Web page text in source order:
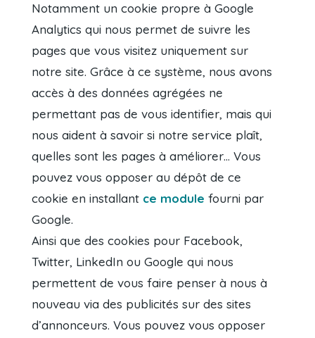
Notamment un cookie propre à Google
Analytics qui nous permet de suivre les
pages que vous visitez uniquement sur
notre site. Grâce à ce système, nous avons
accès à des données agrégées ne
permettant pas de vous identifier, mais qui
nous aident à savoir si notre service plaît,
quelles sont les pages à améliorer… Vous
pouvez vous opposer au dépôt de ce
cookie en installant ce module fourni par
Google.
Ainsi que des cookies pour Facebook,
Twitter, LinkedIn ou Google qui nous
permettent de vous faire penser à nous à
nouveau via des publicités sur des sites
d’annonceurs. Vous pouvez vous opposer